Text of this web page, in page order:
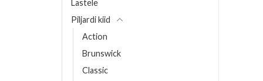
Lastele
Piljardi kiid
Action
Brunswick
Classic